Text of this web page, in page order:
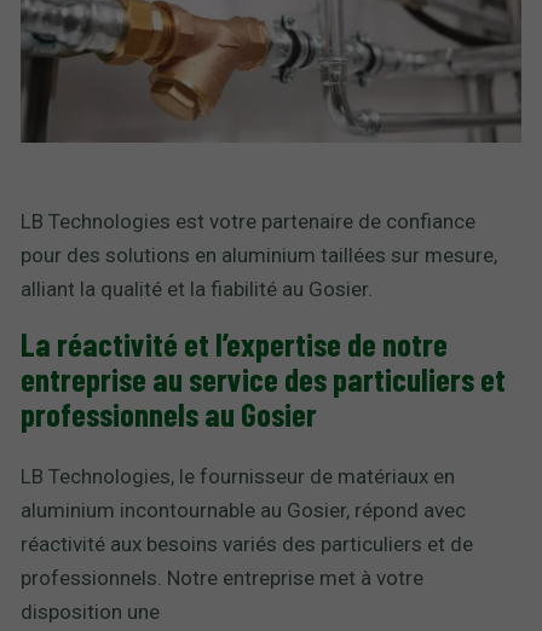
LB Technologies est votre partenaire de confiance
pour des solutions en aluminium taillées sur mesure,
alliant la qualité et la fiabilité au Gosier.
La réactivité et l’expertise de notre
entreprise au service des particuliers et
professionnels au Gosier
LB Technologies, le fournisseur de matériaux en
aluminium incontournable au Gosier, répond avec
réactivité aux besoins variés des particuliers et de
professionnels. Notre entreprise met à votre
disposition une